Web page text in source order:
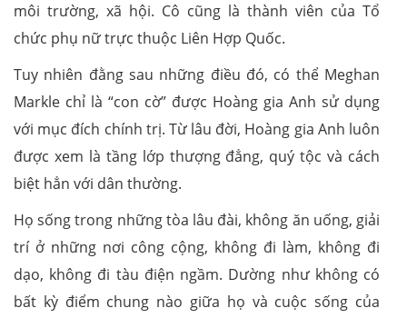
môi trường, xã hội. Cô cũng là thành viên của Tổ
chức phụ nữ trực thuộc Liên Hợp Quốc.
Tuy nhiên đằng sau những điều đó, có thể Meghan
Markle chỉ là “con cờ” được Hoàng gia Anh sử dụng
với mục đích chính trị. Từ lâu đời, Hoàng gia Anh luôn
được xem là tầng lớp thượng đẳng, quý tộc và cách
biệt hẳn với dân thường.
Họ sống trong những tòa lâu đài, không ăn uống, giải
trí ở những nơi công cộng, không đi làm, không đi
dạo, không đi tàu điện ngầm. Dường như không có
bất kỳ điểm chung nào giữa họ và cuộc sống của